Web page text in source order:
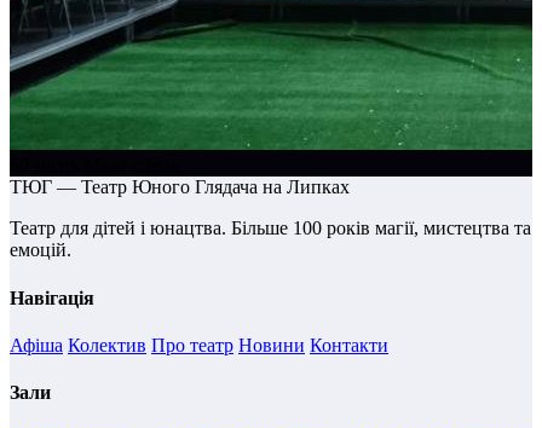
ТЮГ — Театр Юного Глядача на Липках
Театр для дітей і юнацтва. Більше 100 років магії, мистецтва та
емоцій.
Навігація
Афіша Колектив Про театр Новини Контакти
Зали